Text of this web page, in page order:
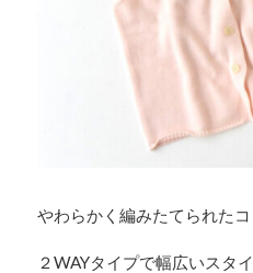
やわらかく編みたてられたコ
２WAYタイプで幅広いスタ